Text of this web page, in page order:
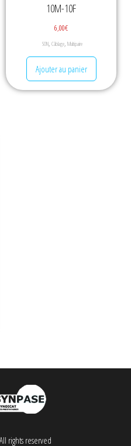
10M-10F
6,00€
SON, Câblage, Multipaire
Ajouter au panier
rights reserved